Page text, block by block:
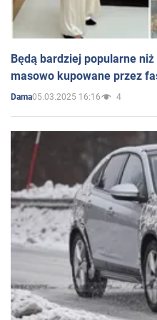
Będą bardziej popularne
masowo kupowane przez
Dama05.03.2025 16:16 4